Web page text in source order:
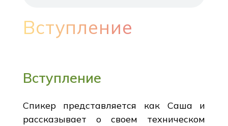
Вступление
Вступление
Спикер представляется как Саша и
рассказывает о своем техническом